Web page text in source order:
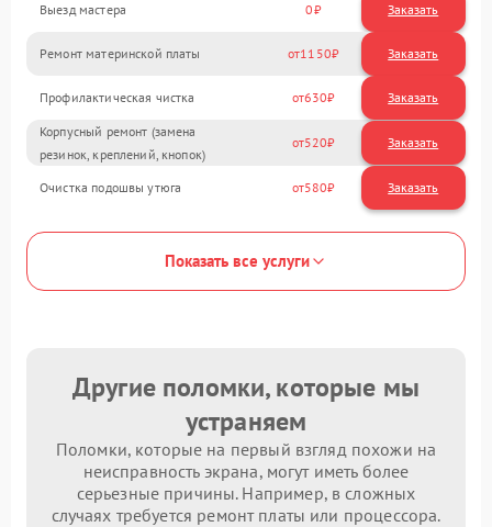
Выезд мастера 0 Заказать
Ремонт материнской платы 1150
Профилактическая чистка 630
Корпусный ремонт (замена
резинок, креплений, кнопок)
520
Очистка подошвы утюга 580
Показать все услуги
Другие поломки, которые мы
устраняем
Поломки, которые на первый взгляд похожи на
неисправность экрана, могут иметь более
серьезные причины. Например, в сложных
случаях требуется ремонт платы или процессора.